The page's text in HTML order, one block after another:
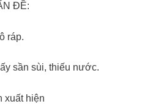
ĐỀ:
ráp.
sần sùi, thiếu nước.
xuất hiện